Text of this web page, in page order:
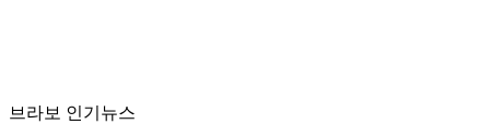
브라보 인기뉴스